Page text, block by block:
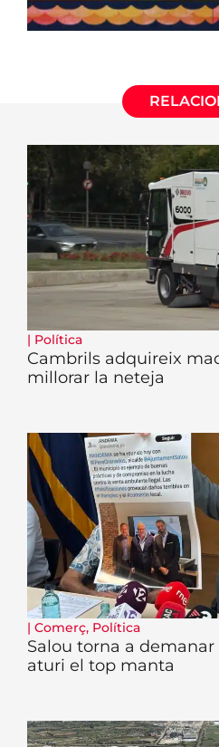
| Política
Cambrils adquireix
millorar la neteja
| Comerç, Política
Salou torna a
aturi el top manta